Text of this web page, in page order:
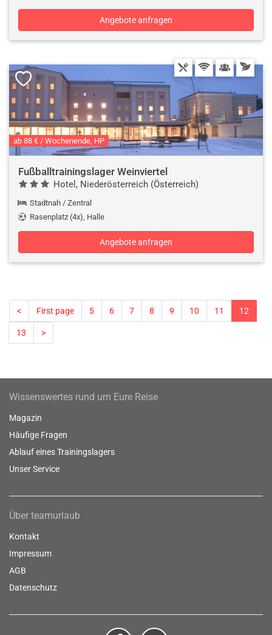
Angebote anfragen
ab 88 € / Wochenende, HP
Fußballtrainingslager Weinviertel
Hotel, Niederösterreich (Österreich)
Stadtnah / Zentral
Rasenplatz (4x), Halle
Angebote anfragen
< First page 5 6 7 8 9 10 11 12
13 >
Wissenswertes rund um Eure Reise
Magazin
Häufige Fragen
Ablauf eines Trainingslagers
Unser Service
Über teamurlaub
Kontakt
Impressum
AGB
Datenschutz